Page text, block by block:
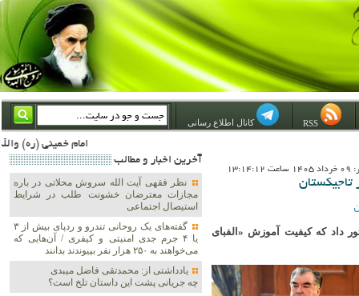
کانال اطلاع رسانی
امام خمینی (ره) والله اسلام تمامش سیاست است؛ ***** امام شهید: به گفتار امام و کردار امام اهتمام بورزید ***** امام خمینی(ره): ان شاء الله ما اندوه دلمان را در وقت مناسب با انتقام از امریکا و آل
تاجیکستان
داد که کیفیت آموزش «الفبای
آخرين اخبار و مطالب
نظر فقهی آیت الله سروش محلاتی در باره
مجازات معترضان خشونت طلب در شرایط
استیصال اجتماعی
گفته‌های یک روحانی تندرو و ردپای بیش از ۳
یا ۴ جرم جدی امنیتی و کیفری / آن‌هایی که
می‌خواهند به ۲۵۰ هزار نفر بپیوندند بدانند
یادداشتی از: محمدتقی فاضل میبدی
چه جریانی پشت این داستان تلخ است؟